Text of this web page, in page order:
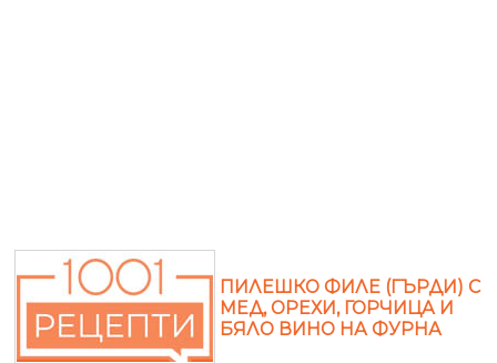
ПИЛЕШКО ФИЛЕ (ГЪРДИ) С
МЕД, ОРЕХИ, ГОРЧИЦА И
БЯЛО ВИНО НА ФУРНА